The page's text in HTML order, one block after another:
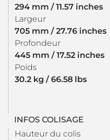
294 mm / 11.57 inches
Largeur
705 mm / 27.76 inches
Profondeur
445 mm / 17.52 inches
Poids
30.2 kg / 66.58 lbs
INFOS COLISAGE
Hauteur du colis